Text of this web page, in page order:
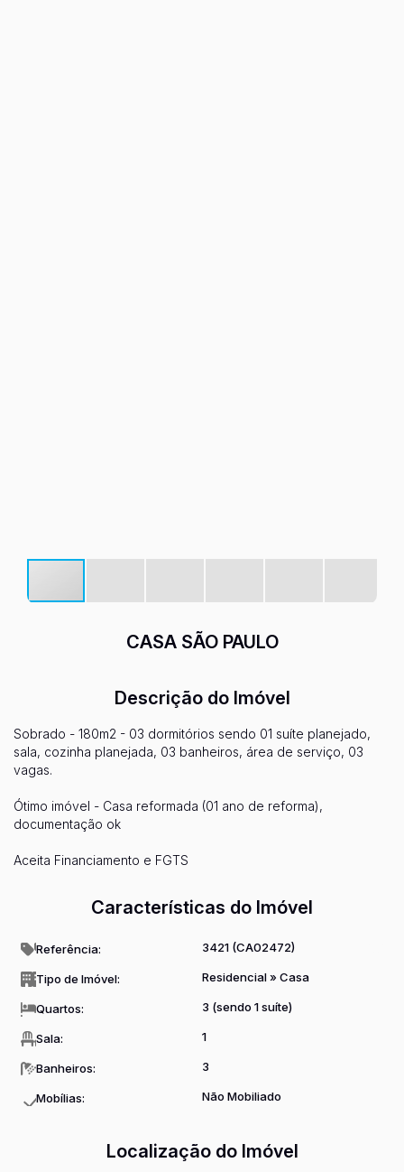
CASA SÃO PAULO
Descrição do Imóvel
Sobrado - 180m2 - 03 dormitórios sendo 01 suíte planejado,
sala, cozinha planejada, 03 banheiros, área de serviço, 03
vagas.
Ótimo imóvel - Casa reformada (01 ano de reforma),
documentação ok
Aceita Financiamento e FGTS
Características do Imóvel
Referência: 3421 (CA02472)
Tipo de Imóvel: Residencial» Casa
Quartos: 3 (sendo 1 suíte)
Sala: 1
Banheiros: 3
Mobílias: Não Mobiliado
Localização do Imóvel